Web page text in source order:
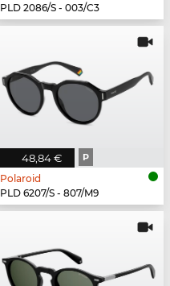
PLD 2086/S - 003/C3
48,84 € P
Polaroid
PLD 6207/S - 807/M9